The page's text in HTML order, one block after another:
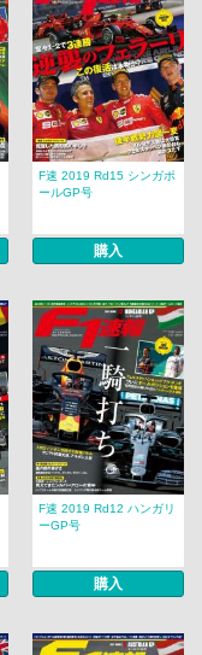
F速 2019 Rd15 シンガポ
ールGP号
購入
F速 2019 Rd12 ハンガリ
ーGP号
購入